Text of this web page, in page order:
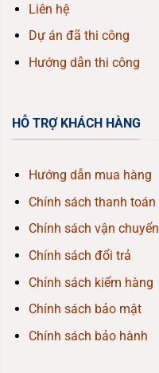
Liên hệ
Dự án đã thi công
Hướng dẫn thi công
HỖ TRỢ KHÁCH HÀNG
Hướng dẫn mua hàng
Chính sách thanh toán
Chính sách vận chuyển
Chính sách đổi trả
Chính sách kiểm hàng
Chính sách bảo mật
Chính sách bảo hành